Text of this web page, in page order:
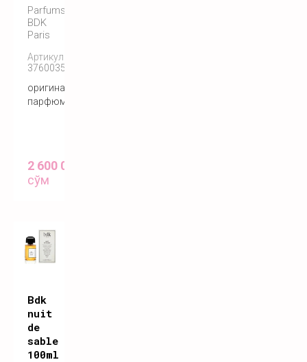
Parfums
BDK
Paris
Артикул:
3760035450788
оригинальный
парфюм
2 600 000
сўм
Bdk
nuit
de
sable
100ml